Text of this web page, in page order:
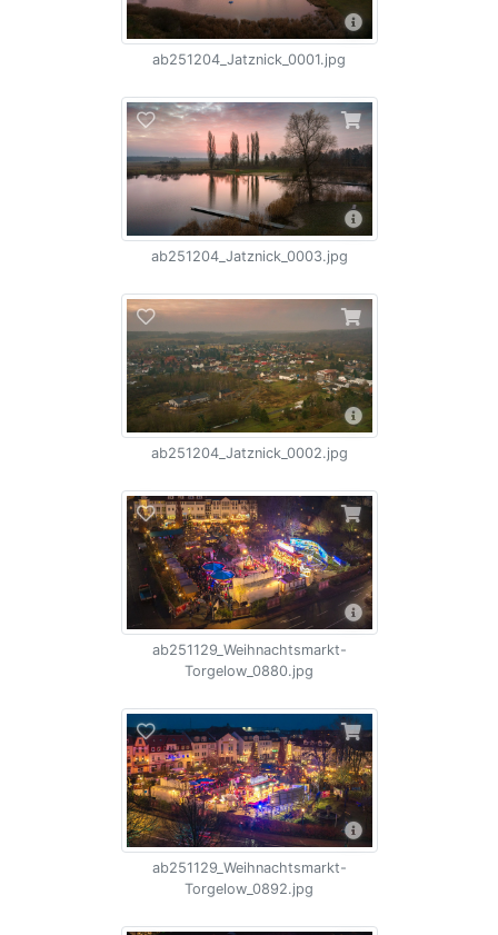
ab251204_Jatznick_0001.jpg
ab251204_Jatznick_0003.jpg
ab251204_Jatznick_0002.jpg
ab251129_Weihnachtsmarkt-
Torgelow_0880.jpg
ab251129_Weihnachtsmarkt-
Torgelow_0892.jpg